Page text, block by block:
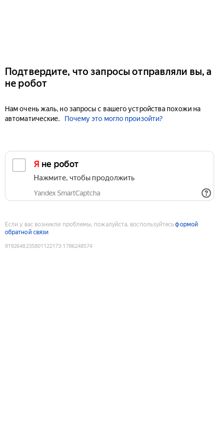
Подтвердите, что запросы отправляли вы, а
не робот
Нам очень жаль, но запросы с вашего устройства похожи на
автоматические.
Почему это могло произойти?
Я не робот
Нажмите, чтобы продолжить
Yandex SmartCaptcha
Если у вас возникли проблемы, пожалуйста, воспользуйтесьформой
обратной связи
9192648235801122173:1786248574